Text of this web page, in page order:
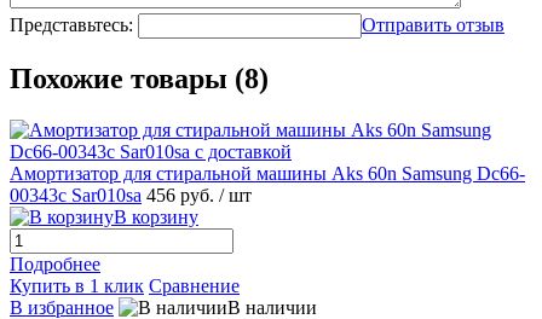
Представьтесь: Отправить отзыв
Похожие товары (8)
Амортизатор для стиральной машины Aks 60n Samsung Dc66-
00343c Sar010sa 456 руб. / шт
В корзину
Подробнее
Купить в 1 клик Сравнение
В избранное
В наличии